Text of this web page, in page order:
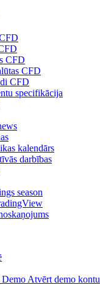
CFD
CFD
CFD
specifikācija
kalendārs
darbības
season
Demo Atvērt demo kontu